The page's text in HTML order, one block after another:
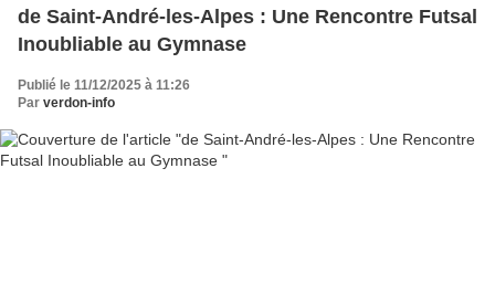
de Saint-André-les-Alpes : Une Rencontre Futsal
Inoubliable au Gymnase
Publié le 11/12/2025 à 11:26
Par verdon-info